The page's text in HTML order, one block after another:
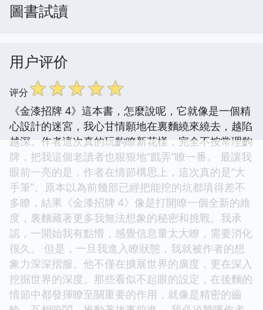
圖書試讀
用户评价
评分☆☆☆☆☆
《金漆招牌 4》這本書，怎麼說呢，它就像是一個精
心設計的迷宮，我心甘情願地在裏麵繞來繞去，越陷
越深。作者這次真的玩齣瞭新花樣，完全不按常理齣
牌，把我這個老讀者也狠狠地“戲弄”瞭一番。 最讓我
眼前一亮的是，作者在情節構思上，這次真的是“大
手筆”。原本以為前幾部已經把能挖的坑都填得差不
多瞭，結果《金漆招牌 4》像是打開瞭一個全新的維
度，裏麵藏著更多我無法想象的秘密和挑戰。我承
認，一開始我有點懵，感覺信息量太大瞭，需要消化
很久。 但是，一旦我進入瞭狀態，我就被作者的想
象力深深摺服。他不僅在擴展世界的廣度，更在深入
挖掘世界的深度。那些看似不起眼的設定，在後麵的
情節中都發揮瞭至關重要的作用，就像是精密的齒